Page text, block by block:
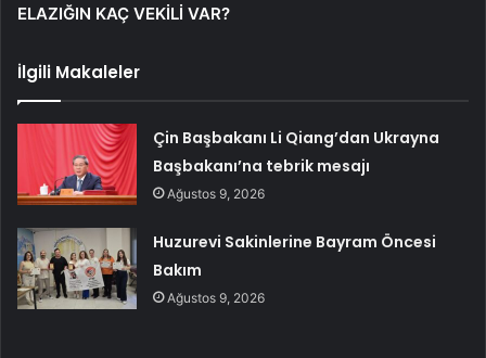
ELAZIĞIN KAÇ VEKİLİ VAR?
İlgili Makaleler
Çin Başbakanı Li Qiang’dan Ukrayna
Başbakanı’na tebrik mesajı
Ağustos 9, 2026
Huzurevi Sakinlerine Bayram Öncesi
Bakım
Ağustos 9, 2026